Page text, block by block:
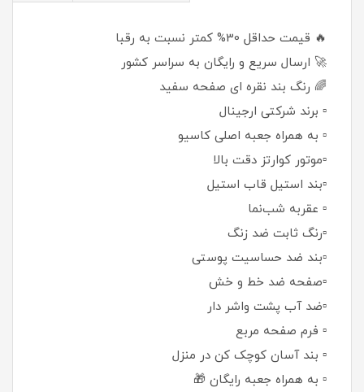
🔥 قیمت حداقل 30% کمتر نسبت به رقبا
🚀 ارسال سریع و رایگان به سراسر کشور
🌈 رنگ بند نقره ای صفحه سفید
▫️ برند شرکتی ارجینال
▫️ به همراه جعبه اصلی کاسیو
▫️موتور کوارتز دقت بالا
▫️بند استیل قاب استیل
▫️ عقربه شب‌نما
▫️رنگ ثابت ضد زنگ
▫️بند ضد حساسیت پوستی
▫️صفحه ضد خط و خش
▫️ضد آب پشت واشر دار
▫️ فرم صفحه مربع
▫️ بند آسان کوچک کن در منزل
▫️ به همراه جعبه رایگان 🎁